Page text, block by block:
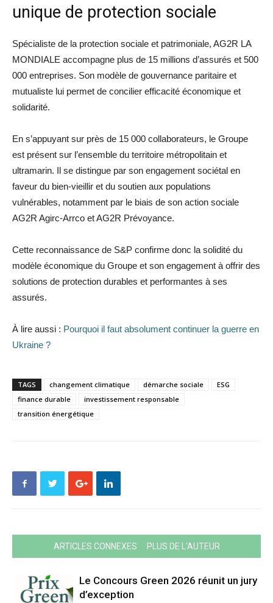
unique de protection sociale
Spécialiste de la protection sociale et patrimoniale, AG2R LA
MONDIALE accompagne plus de 15 millions d’assurés et 500
000 entreprises. Son modèle de gouvernance paritaire et
mutualiste lui permet de concilier efficacité économique et
solidarité.
En s’appuyant sur près de 15 000 collaborateurs, le Groupe
est présent sur l’ensemble du territoire métropolitain et
ultramarin. Il se distingue par son engagement sociétal en
faveur du bien-vieillir et du soutien aux populations
vulnérables, notamment par le biais de son action sociale
AG2R Agirc-Arrco et AG2R Prévoyance.
Cette reconnaissance de S&P confirme donc la solidité du
modèle économique du Groupe et son engagement à offrir des
solutions de protection durables et performantes à ses
assurés.
À lire aussi : Pourquoi il faut absolument continuer la guerre en
Ukraine ?
TAGS changement climatique démarche sociale
ESG
finance durable
investissement responsable
transition énergétique
ARTICLES CONNEXES PLUS DE L'AUTEUR
Le Concours Green 2026 réunit un jury
d’exception